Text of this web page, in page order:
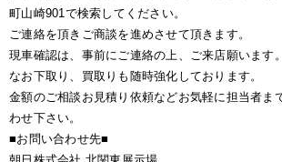
町山崎901で検索してください。
ご連絡を頂きご商談を進めさせて頂きます。
現車確認は、事前にご連絡の上、ご来店願います。
なお下取り、買取りも随時強化しております。
金額のご相談お見積り依頼などお気軽に担当者ま
わせ下さい。
■お問い合わせ先■